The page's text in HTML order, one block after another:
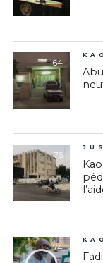
64
76
74